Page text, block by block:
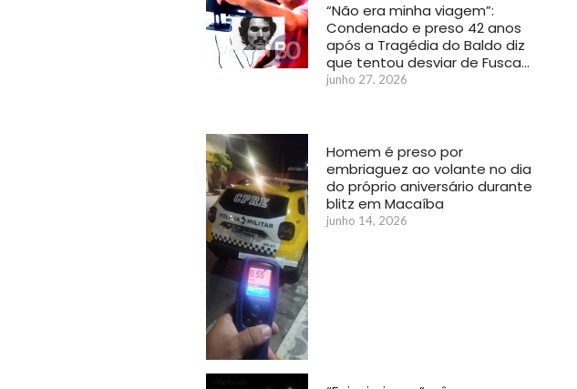
“Não era minha viagem”:
Condenado e preso 42 anos
após a Tragédia do Baldo diz
que tentou desviar de Fusca…
junho 27, 2026
Homem é preso por
embriaguez ao volante no dia
do próprio aniversário durante
blitz em Macaíba
junho 14, 2026